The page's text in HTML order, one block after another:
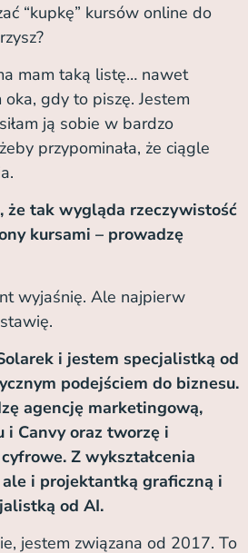
“kupkę” kursów online do
mam taką listę… nawet
gdy to piszę. Jestem
ją sobie w bardzo
przypominała, że ciągle
że tak wygląda rzeczywistość
kursami – prowadzę
wyjaśnię. Ale najpierw
i jestem specjalistką od
podejściem do biznesu.
agencję marketingową,
i Canvy oraz tworzę i
Z wykształcenia
i projektantką graficzną i
od AI.
jestem związana od 2017. To